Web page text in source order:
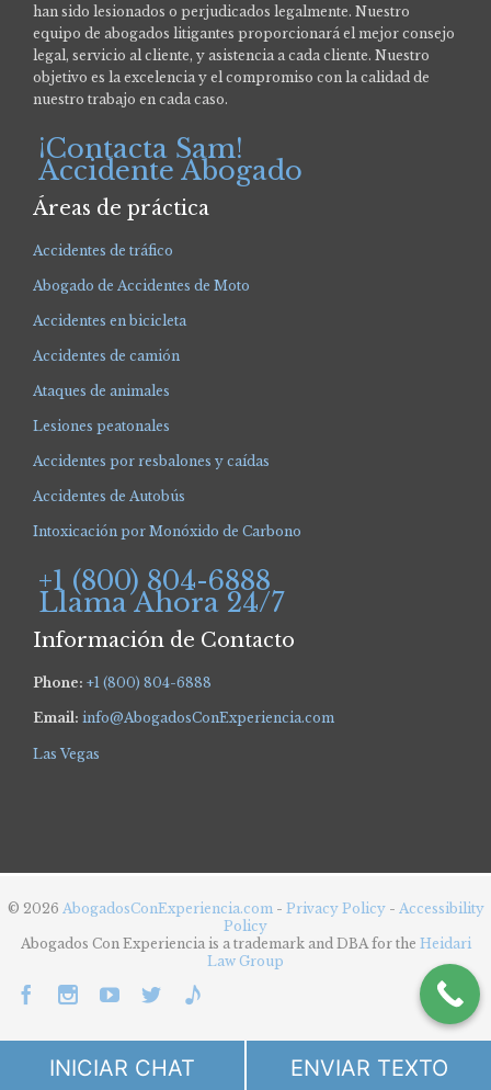
han sido lesionados o perjudicados legalmente. Nuestro
equipo de abogados litigantes proporcionará el mejor consejo
legal, servicio al cliente, y asistencia a cada cliente. Nuestro
objetivo es la excelencia y el compromiso con la calidad de
nuestro trabajo en cada caso.
¡Contacta Sam!
Accidente Abogado
Áreas de práctica
Accidentes de tráfico
Abogado de Accidentes de Moto
Accidentes en bicicleta
Accidentes de camión
Ataques de animales
Lesiones peatonales
Accidentes por resbalones y caídas
Accidentes de Autobús
Intoxicación por Monóxido de Carbono
+1 (800) 804-6888
Llama Ahora 24/7
Información de Contacto
Phone: +1 (800) 804-6888
Email: info@AbogadosConExperiencia.com
Las Vegas
© 2026 AbogadosConExperiencia.com- Privacy Policy - Accessibility
Policy
Abogados Con Experiencia is a trademark and DBA for the Heidari
Law Group
    
INICIAR CHAT ENVIAR TEXTO